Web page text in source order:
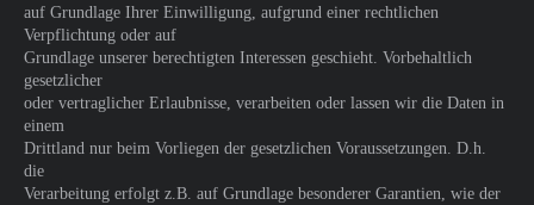
auf Grundlage Ihrer Einwilligung, aufgrund einer rechtlichen
Verpflichtung oder auf
Grundlage unserer berechtigten Interessen geschieht. Vorbehaltlich
gesetzlicher
oder vertraglicher Erlaubnisse, verarbeiten oder lassen wir die Daten in
einem
Drittland nur beim Vorliegen der gesetzlichen Voraussetzungen. D.h.
die
Verarbeitung erfolgt z.B. auf Grundlage besonderer Garantien, wie der